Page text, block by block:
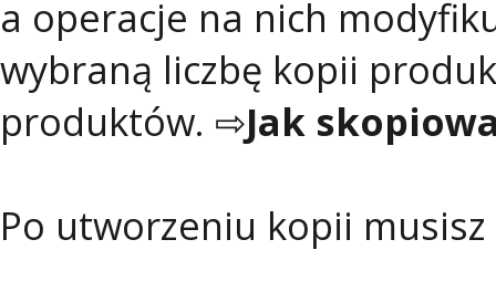
a operacje na nich
wybraną liczbę kopii
produktów. ⇨Jak
Po utworzeniu kopii